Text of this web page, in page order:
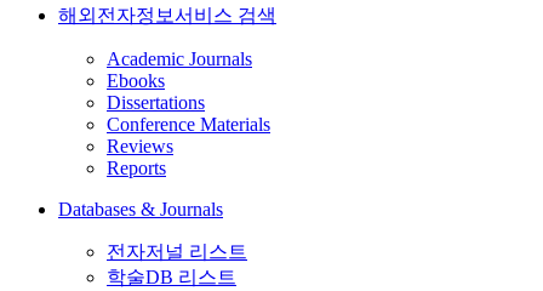
해외전자정보서비스 검색
Academic Journals
Ebooks
Dissertations
Conference Materials
Reviews
Reports
Databases & Journals
전자저널 리스트
학술DB 리스트